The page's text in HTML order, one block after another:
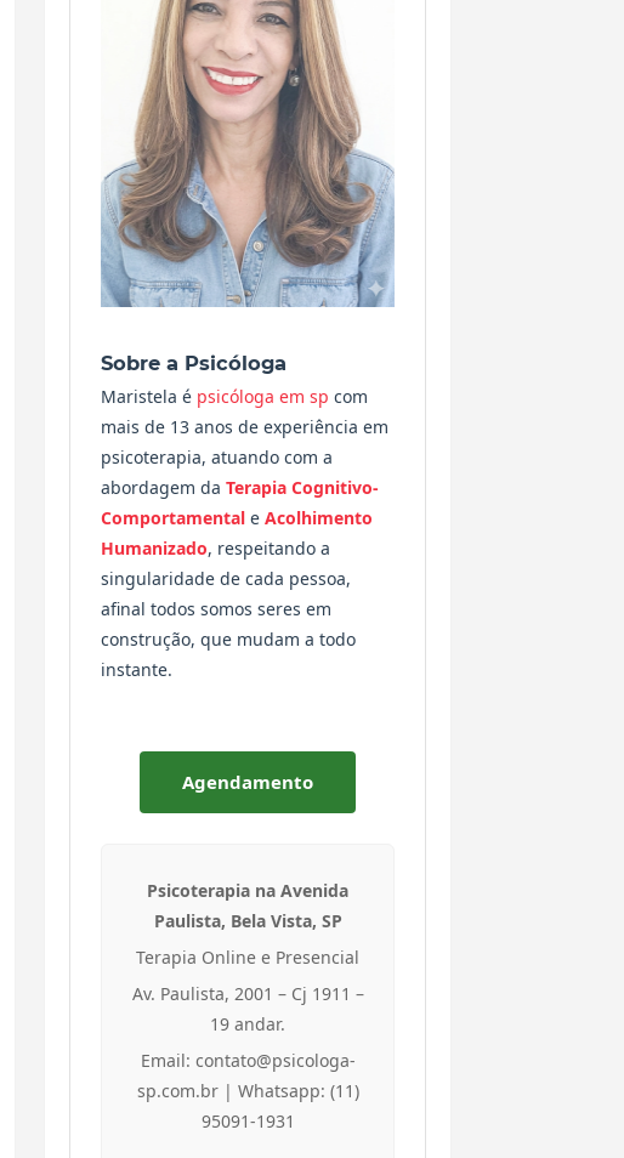
Sobre a Psicóloga
Maristela é psicóloga em sp com
mais de 13 anos de experiência em
psicoterapia, atuando com a
abordagem da Terapia Cognitivo-
Comportamental e Acolhimento
Humanizado, respeitando a
singularidade de cada pessoa,
afinal todos somos seres em
construção, que mudam a todo
instante.
Agendamento
Psicoterapia na Avenida
Paulista, Bela Vista, SP
Terapia Online e Presencial
Av. Paulista, 2001 – Cj 1911 –
19 andar.
Email: contato@psicologa-
sp.com.br | Whatsapp: (11)
95091-1931